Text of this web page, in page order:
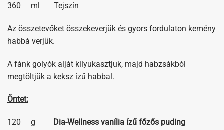
360 ml Tejszín
Az összetevőket összekeverjük és gyors fordulaton kemény
habbá verjük.
A fánk golyók alját kilyukasztjuk, majd habzsákból
megtöltjük a keksz ízű habbal.
Öntet:
120 g Dia-Wellness vanília ízű főzős puding